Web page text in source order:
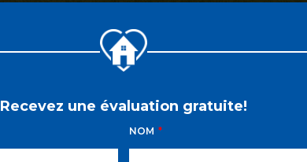
Recevez une évaluation gratuite!
NOM